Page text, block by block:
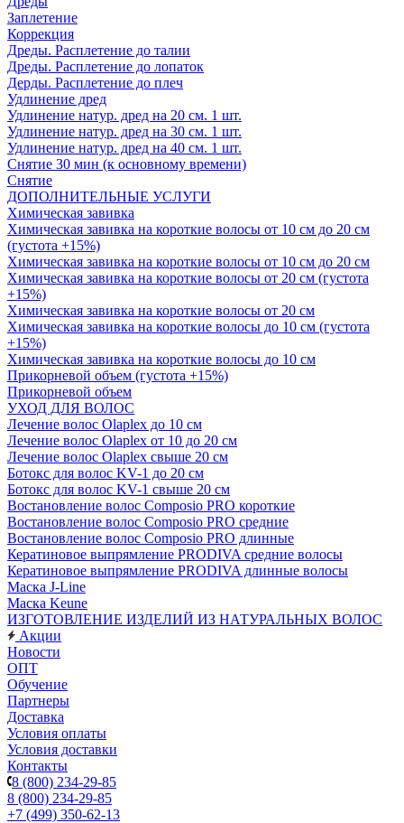
Заплетение
Коррекция
Дреды. Расплетение до талии
Дреды. Расплетение до лопаток
Дерды. Расплетение до плеч
Удлинение дред
Удлинение натур. дред на 20 см. 1 шт.
Удлинение натур. дред на 30 см. 1 шт.
Удлинение натур. дред на 40 см. 1 шт.
Снятие 30 мин (к основному времени)
Снятие
ДОПОЛНИТЕЛЬНЫЕ УСЛУГИ
Химическая завивка
Химическая завивка на короткие волосы от 10 см до 20 см
(густота +15%)
Химическая завивка на короткие волосы от 10 см до 20 см
Химическая завивка на короткие волосы от 20 см (густота
+15%)
Химическая завивка на короткие волосы от 20 см
Химическая завивка на короткие волосы до 10 см (густота
+15%)
Химическая завивка на короткие волосы до 10 см
Прикорневой объем (густота +15%)
Прикорневой объем
УХОД ДЛЯ ВОЛОС
Лечение волос Olapleх до 10 см
Лечение волос Olapleх от 10 до 20 см
Лечение волос Olapleх свыше 20 см
Ботокс для волос KV-1 до 20 см
Ботокс для волос KV-1 свыше 20 см
Востановление волос Composio PRO короткие
Востановление волос Composio PRO средние
Востановление волос Composio PRO длинные
Кератиновое выпрямление PRODIVA средние волосы
Кератиновое выпрямление PRODIVA длинные волосы
Маска J-Line
Маска Keune
ИЗГОТОВЛЕНИЕ ИЗДЕЛИЙ ИЗ НАТУРАЛЬНЫХ ВОЛОС
Акции
Новости
ОПТ
Обучение
Партнеры
Доставка
Условия оплаты
Условия доставки
Контакты
8 (800) 234-29-85
8 (800) 234-29-85
+7 (499) 350-62-13